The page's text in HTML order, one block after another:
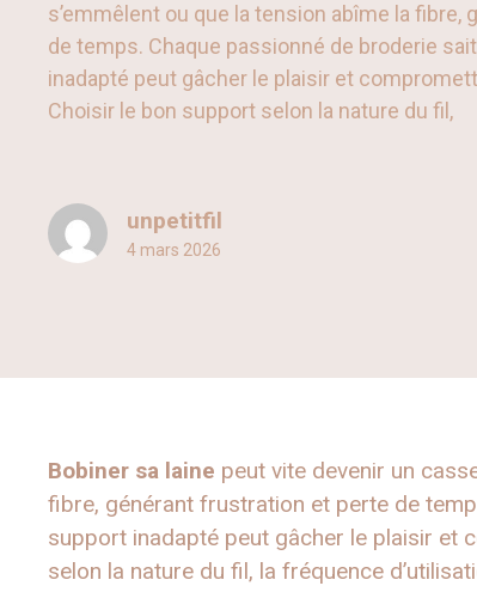
s’emmêlent ou que la tension abîme la
de temps. Chaque passionné de broderie
inadapté peut gâcher le plaisir et
Choisir le bon support selon la nature du fil,
unpetitfil
4 mars 2026
Bobiner sa laine peut vite devenir un
fibre, générant frustration et perte de
support inadapté peut gâcher le plaisir et
selon la nature du fil, la fréquence